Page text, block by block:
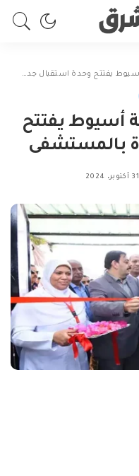
وحدة استقبال جديدة بالمستشفى
أسيوط يفتتح
بالمستشفى
31 أكتوبر، 2024